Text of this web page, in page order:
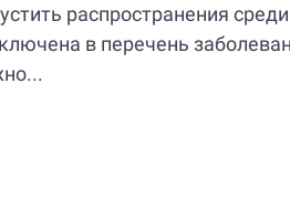
распространения среди
в перечень